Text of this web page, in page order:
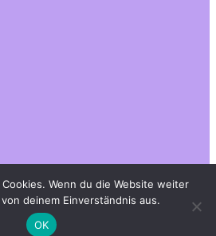
Wenn du die Website weiter
deinem Einverständnis aus.
OK